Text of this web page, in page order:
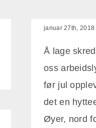
januar 27th, 2018
Å lage
oss
før jul
det en
Øyer, nord